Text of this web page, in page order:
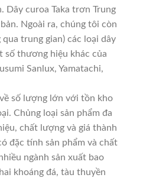
Dây curoa Taka trơn Trung
Ngoài ra, chúng tôi còn
trung gian) các loại dây
số thương hiệu khác của
Sanlux, Yamatachi,
số lượng lớn với tồn kho
Chủng loại sản phẩm đa
chất lượng và giá thành
đặc tính sản phẩm và chất
ngành sản xuất bao
khoáng đá, tàu thuyền